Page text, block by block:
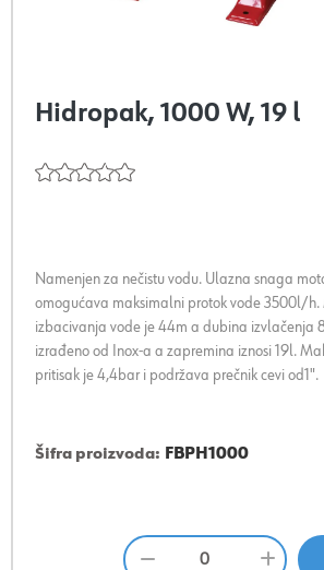
Hidropak, 1000 W, 19 l
Namenjen za nečistu vodu. Ulazna snaga
omogućava maksimalni protok vode 3500l/h.
izbacivanja vode je 44m a dubina izvlačenja
izrađeno od Inox-a a zapremina iznosi 19l.
pritisak je 4,4bar i podržava prečnik cevi od1".
Šifra proizvoda: FBPH1000